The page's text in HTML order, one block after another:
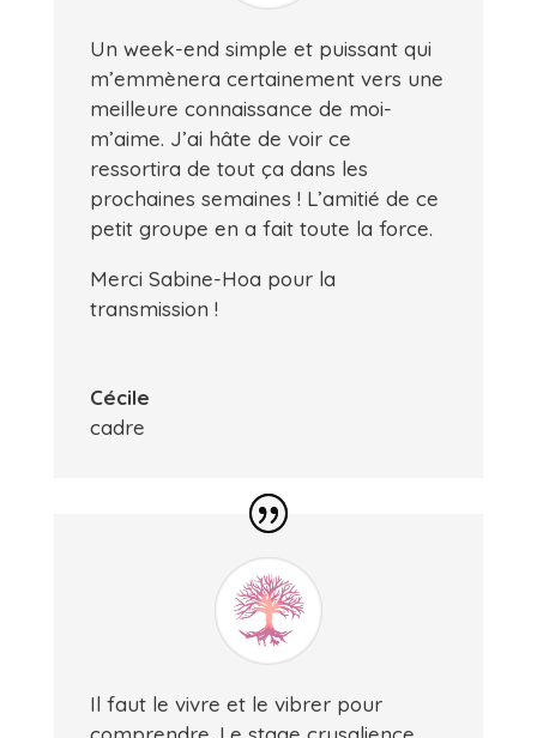
Un week-end simple et puissant qui
m’emmènera certainement vers une
meilleure connaissance de moi-
m’aime. J’ai hâte de voir ce
ressortira de tout ça dans les
prochaines semaines ! L’amitié de ce
petit groupe en a fait toute la force.
Merci Sabine-Hoa pour la
transmission !
Cécile
cadre
Il faut le vivre et le vibrer pour